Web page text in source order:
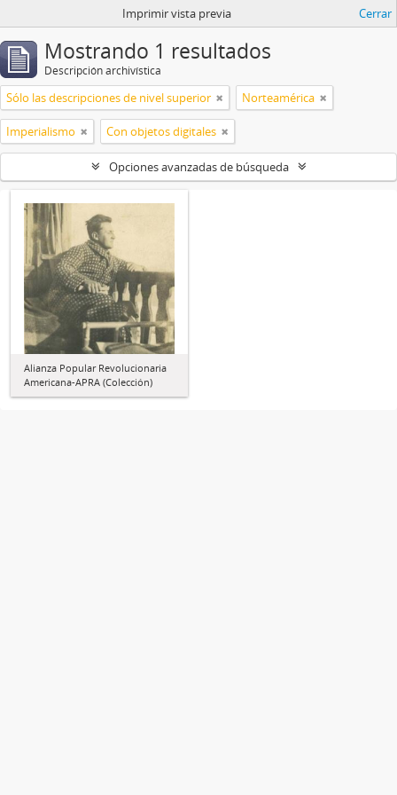
Imprimir vista previa Cerrar
Mostrando 1 resultados
Descripción archivística
Sólo las descripciones de nivel superior Norteamérica
Imperialismo Con objetos digitales
Opciones avanzadas de búsqueda
Alianza Popular Revolucionaria
Americana-APRA (Colección)